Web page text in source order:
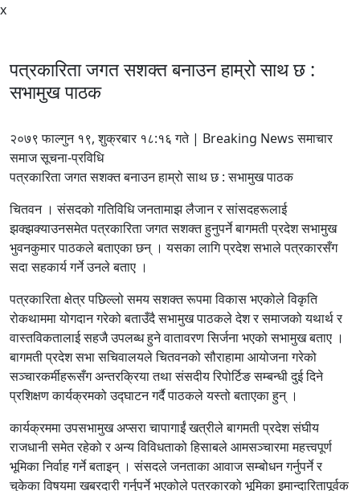
x
पत्रकारिता जगत सशक्त बनाउन हाम्रो साथ छ :
सभामुख पाठक
२०७९ फाल्गुन १९, शुक्रबार १८:१६ गते | Breaking News समाचार
समाज सूचना-प्रविधि
पत्रकारिता जगत सशक्त बनाउन हाम्रो साथ छ : सभामुख पाठक
चितवन । संसदको गतिविधि जनतामाझ लैजान र सांसदहरूलाई
झक्झक्याउनसमेत पत्रकारिता जगत सशक्त हुनुपर्ने बागमती प्रदेश सभामुख
भुवनकुमार पाठकले बताएका छन् । यसका लागि प्रदेश सभाले पत्रकारसँग
सदा सहकार्य गर्ने उनले बताए ।
पत्रकारिता क्षेत्र पछिल्लो समय सशक्त रूपमा विकास भएकोले विकृति
रोकथाममा योगदान गरेको बताउँदै सभामुख पाठकले देश र समाजको यथार्थ र
वास्तविकतालाई सहजै उपलब्ध हुने वातावरण सिर्जना भएको सभामुख बताए ।
बागमती प्रदेश सभा सचिवालयले चितवनको सौराहामा आयोजना गरेको
सञ्चारकर्मीहरूसँग अन्तरक्रिया तथा संसदीय रिपोर्टिङ सम्बन्धी दुई दिने
प्रशिक्षण कार्यक्रमको उद्घाटन गर्दै पाठकले यस्तो बताएका हुन् ।
कार्यक्रममा उपसभामुख अप्सरा चापागाईं खत्रीले बागमती प्रदेश संघीय
राजधानी समेत रहेको र अन्य विविधताको हिसाबले आमसञ्चारमा महत्त्वपूर्ण
भूमिका निर्वाह गर्ने बताइन् । संसदले जनताका आवाज सम्बोधन गर्नुपर्ने र
चुकेका विषयमा खबरदारी गर्नुपर्ने भएकोले पत्रकारको भूमिका इमान्दारितापूर्वक